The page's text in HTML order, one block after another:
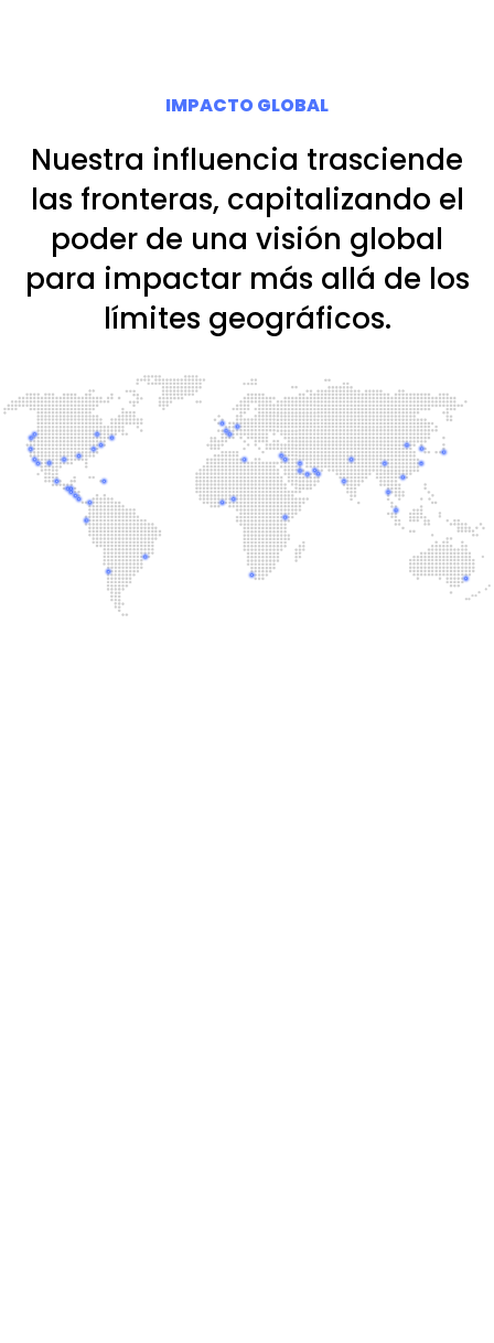
IMPACTO GLOBAL
Nuestra influencia trasciende
las fronteras, capitalizando el
poder de una visión global
para impactar más allá de los
límites geográficos.